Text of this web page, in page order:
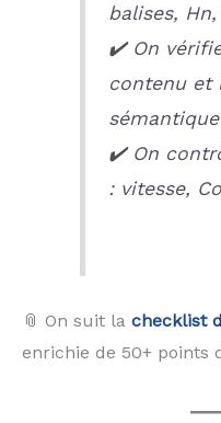
balises,
✔️ On
contenu et
sémantique
✔️ On
: vitesse,
📎 On suit la checklist
enrichie de 50+ points